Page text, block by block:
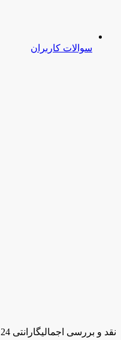
سوالات کاربران
نقد و بررسی اجمالیگارانتی 24 ماهه VIP نامحدود